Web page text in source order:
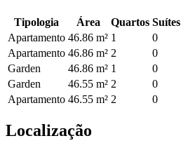
Tipologia Área Quartos Suítes
Apartamento 46.86 m² 1 0
Apartamento 46.86 m² 2 0
Garden
46.86 m² 1 0
Garden
46.55 m² 2 0
Apartamento 46.55 m² 2 0
Localização